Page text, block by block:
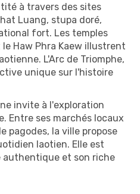
à travers des sites
Luang, stupa doré,
fort. Les temples
Haw Phra Kaew illustrent
L'Arc de Triomphe,
unique sur l'histoire
invite à l'exploration
Entre ses marchés locaux
pagodes, la ville propose
laotien. Elle est
authentique et son riche